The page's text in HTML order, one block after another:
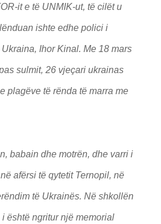
it e të UNMIK-ut, të cilët u
ishte edhe polici i
Ihor Kinal. Me 18 mars
sulmit, 26 vjeçari ukrainas
plagëve të rënda të marra me
babain dhe motrën, dhe varri i
afërsi të qytetit Ternopil, në
të Ukrainës. Në shkollën
i është ngritur një memorial